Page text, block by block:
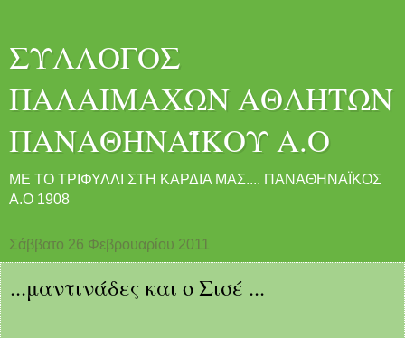
ΣΥΛΛΟΓΟΣ
ΠΑΛΑΙΜΑΧΩΝ ΑΘΛΗΤΩΝ
ΠΑΝΑΘΗΝΑΪΚΟΥ Α.Ο
ME ΤΟ ΤΡΙΦΥΛΛΙ ΣΤΗ ΚΑΡΔΙΑ ΜΑΣ.... ΠΑΝΑΘΗΝΑΪΚΟΣ
Α.Ο 1908
Σάββατο 26 Φεβρουαρίου 2011
...μαντινάδες και ο Σισέ ...